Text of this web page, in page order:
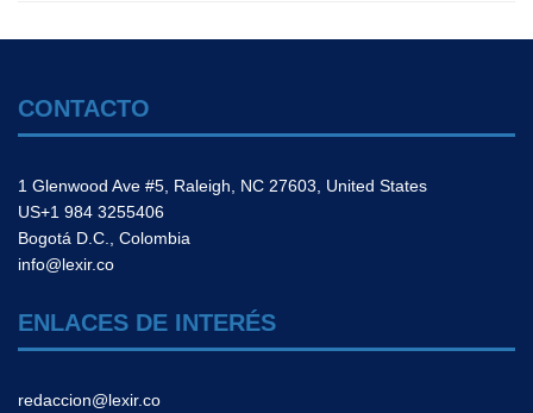
CONTACTO
1 Glenwood Ave #5, Raleigh, NC 27603, United States
US+1 984 3255406
Bogotá D.C., Colombia
info@lexir.co
ENLACES DE INTERÉS
redaccion@lexir.co